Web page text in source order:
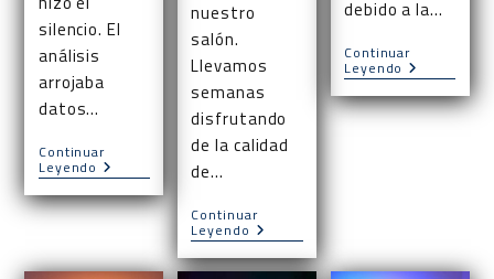
silencio. El
análisis
arrojaba
datos…
Continuar
Leyendo Televisores
OLED:
¿éxito
O
nuestro
salón.
Llevamos
semanas
disfrutando
de la calidad
de…
Continuar
Leyendo Mi
TV
OLED
debido a la…
Continuar
Leyendo TV
OLED
Vs
LCD